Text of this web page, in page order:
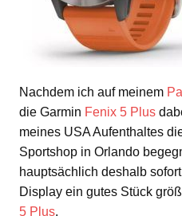
Nachdem ich auf meinem
die Garmin Fenix 5 Plus
meines USA Aufenthaltes
Sportshop in Orlando
hauptsächlich deshalb
Display ein gutes Stück
5 Plus.